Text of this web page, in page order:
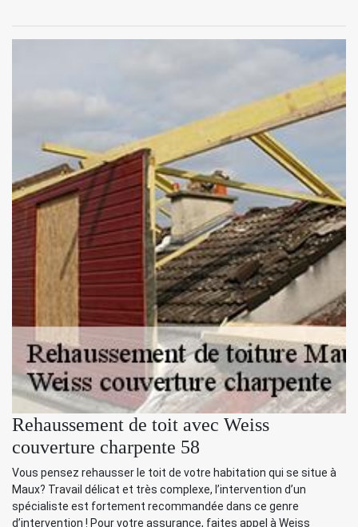
Rehaussement de toit avec Weiss
couverture charpente 58
Vous pensez rehausser le toit de votre habitation qui se situe à
Maux? Travail délicat et très complexe, l’intervention d’un
spécialiste est fortement recommandée dans ce genre
d’intervention ! Pour votre assurance, faites appel à Weiss